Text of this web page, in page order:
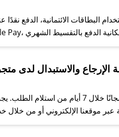
على كوبونات وخصومات حصرية،
الائتمانية، الدفع نقدًا
الإرجاع والاستبدال لدى
يحرص متجر الياسمين على توفير تجربة تسوق آمنة ومريحة لعملائه، حيث يمكنك استرجاع أو استبدال